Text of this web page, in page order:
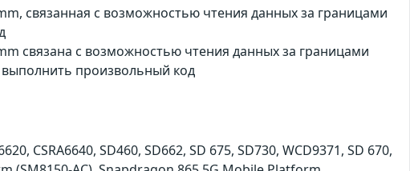
связанная с возможностью чтения данных за границами
связана с возможностью чтения данных за границами
произвольный код
CSRA6640, SD460, SD662, SD 675, SD730, WCD9371, SD 670,